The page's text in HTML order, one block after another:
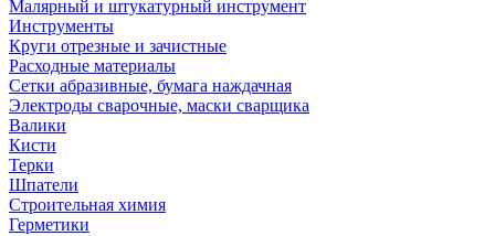
Малярный и штукатурный инструмент
Инструменты
Круги отрезные и зачистные
Расходные материалы
Сетки абразивные, бумага наждачная
Электроды сварочные, маски сварщика
Валики
Кисти
Терки
Шпатели
Строительная химия
Герметики